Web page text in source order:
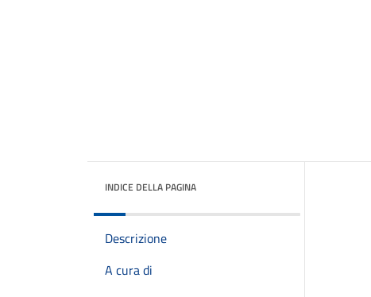
INDICE DELLA PAGINA
Descrizione
A cura di